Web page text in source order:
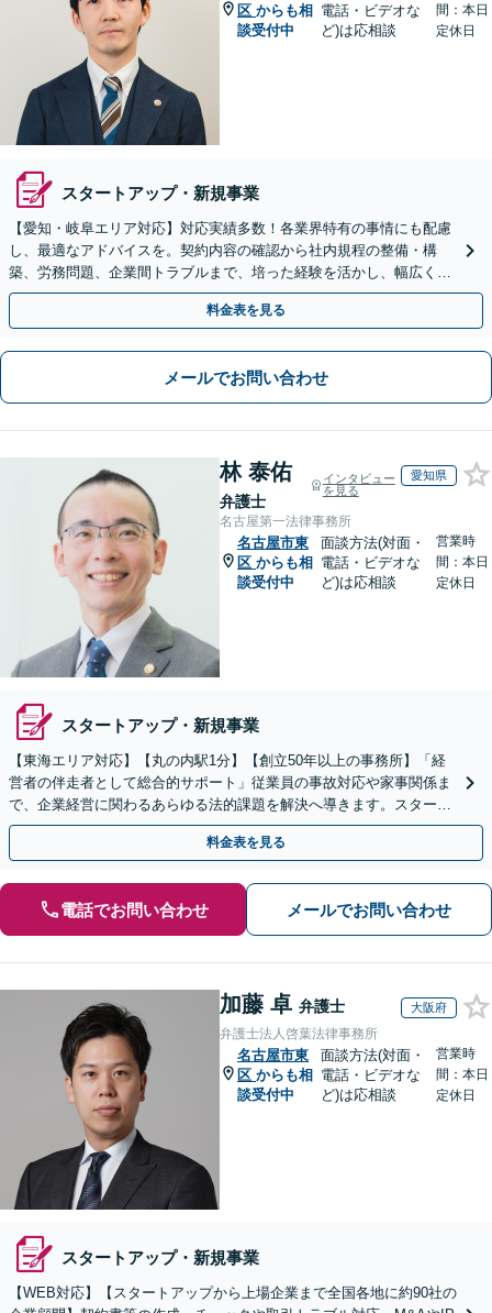
区 からも相
談受付中
電話・ビデオな
ど)は応相談
間：本日
定休日
スタートアップ・新規事業
【愛知・岐阜エリア対応】対応実績多数！各業界特有の事情にも配慮
し、最適なアドバイスを。契約内容の確認から社内規程の整備・構
築、労務問題、企業間トラブルまで、培った経験を活かし、幅広く対
応いたします【オンライン面談OK（顧問締結後）】
料金表を見る
メールでお問い合わせ
林 泰佑
弁護士
インタビュー
を見る
愛知県
名古屋第一法律事務所
名古屋市東
区 からも相
談受付中
面談方法(対面・
電話・ビデオな
ど)は応相談
営業時
間：本日
定休日
スタートアップ・新規事業
【東海エリア対応】【丸の内駅1分】【創立50年以上の事務所】「経
営者の伴走者として総合的サポート」従業員の事故対応や家事関係ま
で、企業経営に関わるあらゆる法的課題を解決へ導きます。スタート
アップから中小企業まで幅広く対応【休日・夜間相談可】
料金表を見る
電話でお問い合わせ メールでお問い合わせ
加藤 卓 弁護士 大阪府
弁護士法人啓葉法律事務所
名古屋市東
区 からも相
談受付中
面談方法(対面・
電話・ビデオな
ど)は応相談
営業時
間：本日
定休日
スタートアップ・新規事業
【WEB対応】【スタートアップから上場企業まで全国各地に約90社の